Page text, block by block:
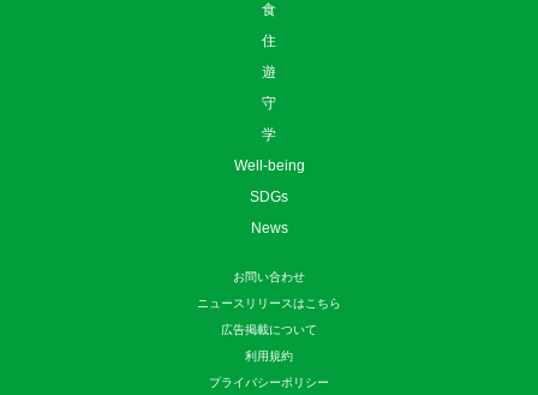
食
住
遊
守
学
Well-being
SDGs
News
お問い合わせ
ニュースリリースはこちら
広告掲載について
利用規約
プライバシーポリシー